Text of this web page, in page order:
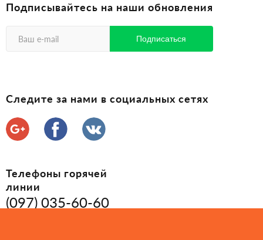
Подписывайтесь на наши обновления
Следите за нами в социальных сетях
Телефоны горячей
линии
(097) 035-60-60